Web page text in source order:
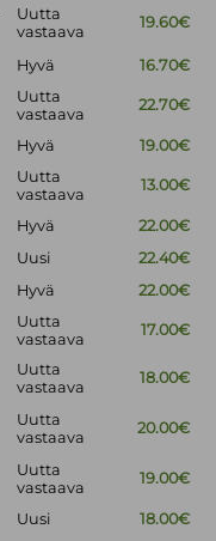
Uutta
vastaava
19.60€
Hyvä 16.70€
Uutta
vastaava
22.70€
Hyvä 19.00€
Uutta
vastaava
13.00€
Hyvä
22.00€
Uusi
22.40€
Hyvä 22.00€
Uutta
vastaava
17.00€
Uutta
vastaava
18.00€
Uutta
vastaava
20.00€
Uutta
vastaava
19.00€
Uusi
18.00€